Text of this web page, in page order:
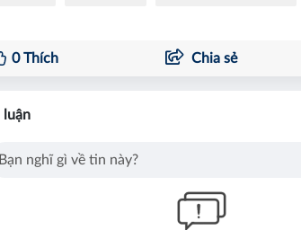
0Thích Chia sẻ